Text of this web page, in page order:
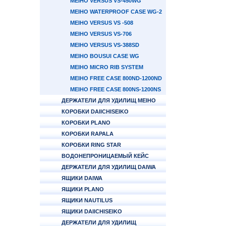
MEIHO WATERPROOF CASE WG-2
MEIHO VERSUS VS -508
MEIHO VERSUS VS-706
MEIHO VERSUS VS-388SD
MEIHO BOUSUI CASE WG
MEIHO MICRO RIB SYSTEM
MEIHO FREE CASE 800ND-1200ND
MEIHO FREE CASE 800NS-1200NS
ДЕРЖАТЕЛИ ДЛЯ УДИЛИЩ MEIHO
КОРОБКИ DAIICHISEIKO
КОРОБКИ PLANO
КОРОБКИ RAPALA
КОРОБКИ RING STAR
ВОДОНЕПРОНИЦАЕМЫЙ КЕЙС
ДЕРЖАТЕЛИ ДЛЯ УДИЛИЩ DAIWA
ЯЩИКИ DAIWA
ЯЩИКИ PLANO
ЯЩИКИ NAUTILUS
ЯЩИКИ DAIICHISEIKO
ДЕРЖАТЕЛИ ДЛЯ УДИЛИЩ